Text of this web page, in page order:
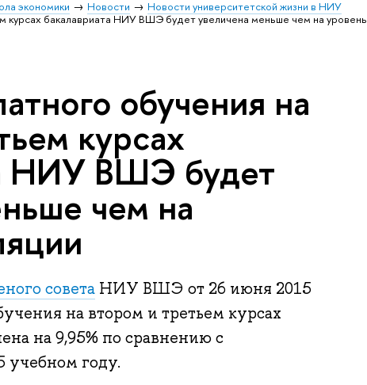
экономики Новости
Новости университетской жизни в НИУ
курсах бакалавриата НИУ ВШЭ будет увеличена меньше чем на уровень
обучения на
курсах
НИУ ВШЭ будет
чем на
советаНИУ ВШЭ от 26 июня 2015
на втором и третьем курсах
на 9,95% по сравнению с
учебном году.